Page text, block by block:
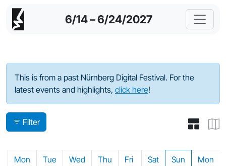
6/14 – 6/24/2027
Program - 2023
This is from a past Nürnberg Digital Festival. For the
latest events and highlights, click here!
Filter
Mon
Tue
Wed
Thu
Fri
Sat
Sun
Mon